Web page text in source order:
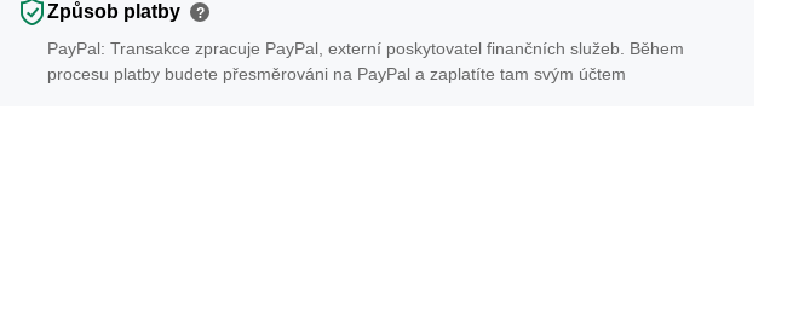
Způsob platby ?
PayPal: Transakce zpracuje PayPal, externí poskytovatel finančních služeb. Během
procesu platby budete přesměrováni na PayPal a zaplatíte tam svým účtem